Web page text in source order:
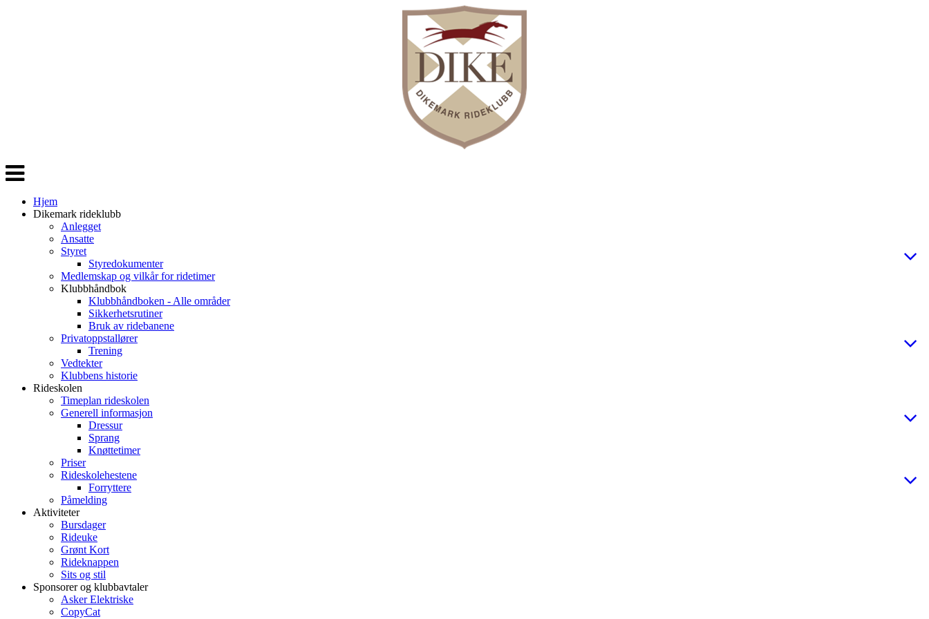
Veksle
navigasjon
Hjem
Dikemark rideklubb
Anlegget
Ansatte
Styret
Styredokumenter
Medlemskap og vilkår for ridetimer
Klubbhåndbok
Klubbhåndboken - Alle områder
Sikkerhetsrutiner
Bruk av ridebanene
Privatoppstallører
Trening
Vedtekter
Klubbens historie
Rideskolen
Timeplan rideskolen
Generell informasjon
Dressur
Sprang
Knøttetimer
Priser
Rideskolehestene
Forryttere
Påmelding
Aktiviteter
Bursdager
Rideuke
Grønt Kort
Rideknappen
Sits og stil
Sponsorer og klubbavtaler
Asker Elektriske
CopyCat